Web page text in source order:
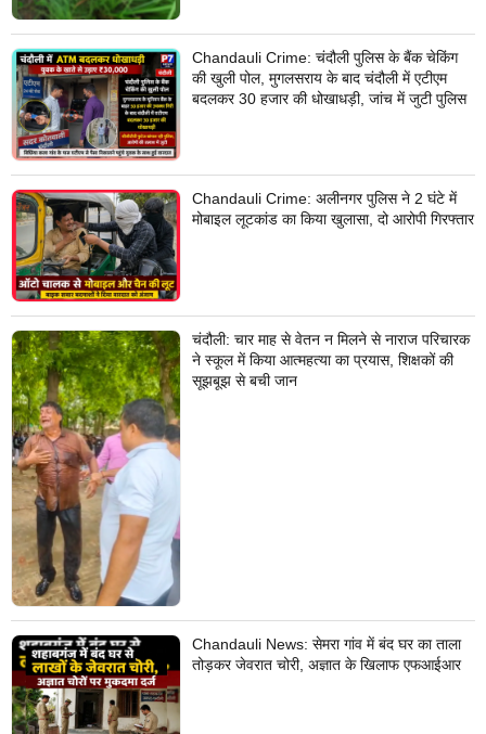
Chandauli Crime: चंदौली पुलिस के बैंक चेकिंग
की खुली पोल, मुगलसराय के बाद चंदौली में एटीएम
बदलकर 30 हजार की धोखाधड़ी, जांच में जुटी पुलिस
Chandauli Crime: अलीनगर पुलिस ने 2 घंटे में
मोबाइल लूटकांड का किया खुलासा, दो आरोपी गिरफ्तार
चंदौली: चार माह से वेतन न मिलने से नाराज परिचारक
ने स्कूल में किया आत्महत्या का प्रयास, शिक्षकों की
सूझबूझ से बची जान
Chandauli News: सेमरा गांव में बंद घर का ताला
तोड़कर जेवरात चोरी, अज्ञात के खिलाफ एफआईआर